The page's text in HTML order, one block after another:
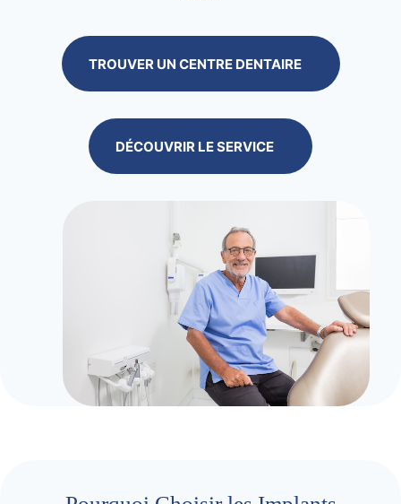
TROUVER UN CENTRE DENTAIRE
DÉCOUVRIR LE SERVICE